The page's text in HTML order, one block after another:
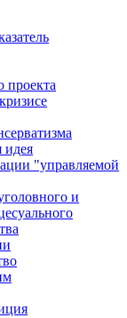
проекта
идея
"управляемой
и